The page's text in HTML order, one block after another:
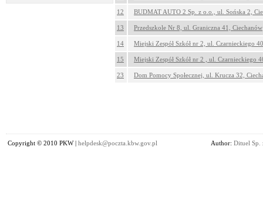
12 BUDMAT AUTO 2 Sp. z o.o., ul. Sońska 2,
13 Przedszkole Nr 8, ul. Graniczna 41, Ciechanów
14 Miejski Zespół Szkół nr 2, ul. Czarnieckiego
15 Miejski Zespół Szkół nr 2 , ul. Czarnieckiego
23 Dom Pomocy Społecznej, ul. Krucza 32,
Copyright © 2010 PKW | helpdesk@poczta.kbw.gov.pl Author: Dituel Sp.